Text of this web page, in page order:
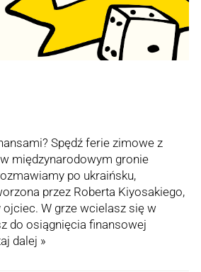
Spędź ferie zimowe z
międzynarodowym gronie
po ukraińsku,
przez Roberta Kiyosakiego,
W grze wcielasz się w
do osiągnięcia finansowej
dalej »